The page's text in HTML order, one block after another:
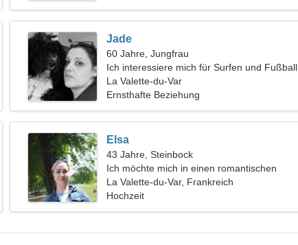
Jade
60 Jahre, Jungfrau
Ich interessiere mich für Surfen und Fußball
La Valette-du-Var
Ernsthafte Beziehung
Elsa
43 Jahre, Steinbock
Ich möchte mich in einen romantischen
Freund verlieben
La Valette-du-Var, Frankreich
Hochzeit